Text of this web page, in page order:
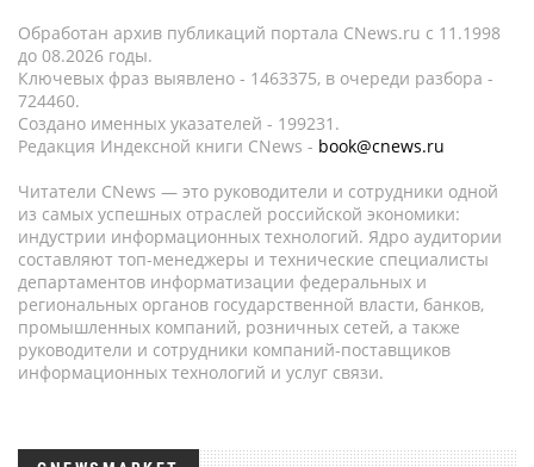
Обработан архив публикаций портала CNews.ru c 11.1998
до 08.2026 годы.
Ключевых фраз выявлено - 1463375, в очереди разбора -
724460.
Создано именных указателей - 199231.
Редакция Индексной книги CNews - book@cnews.ru
Читатели CNews — это руководители и сотрудники одной
из самых успешных отраслей российской экономики:
индустрии информационных технологий. Ядро аудитории
составляют топ-менеджеры и технические специалисты
департаментов информатизации федеральных и
региональных органов государственной власти, банков,
промышленных компаний, розничных сетей, а также
руководители и сотрудники компаний-поставщиков
информационных технологий и услуг связи.